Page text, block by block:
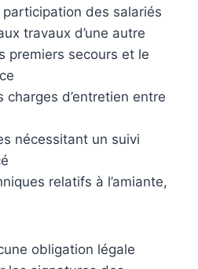
des salariés
travaux d’une autre
premiers secours et le
d’entretien entre
nécessitant un suivi
relatifs à l’amiante,
obligation légale